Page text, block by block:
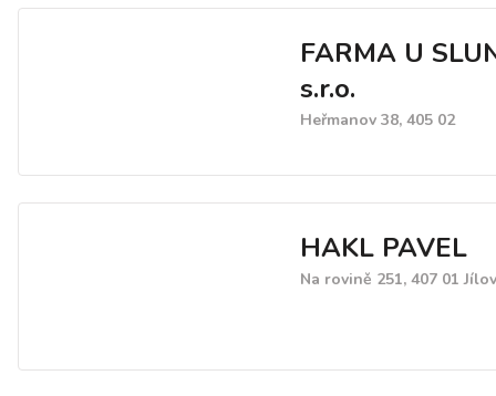
FARMA U
s.r.o.
Heřmanov 38, 405 02
HAKL PAVEL
Na rovině 251, 407 01